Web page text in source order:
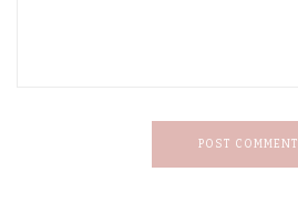
POST COMMENT